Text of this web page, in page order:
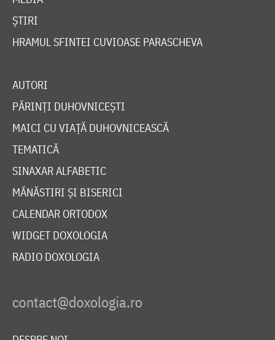
ȘTIRI
HRAMUL SFINTEI CUVIOASE PARASCHEVA
AUTORI
PĂRINȚI DUHOVNICEȘTI
MAICI CU VIAȚĂ DUHOVNICEASCĂ
TEMATICĂ
SINAXAR ALFABETIC
MĂNĂSTIRI ȘI BISERICI
CALENDAR ORTODOX
WIDGET DOXOLOGIA
RADIO DOXOLOGIA